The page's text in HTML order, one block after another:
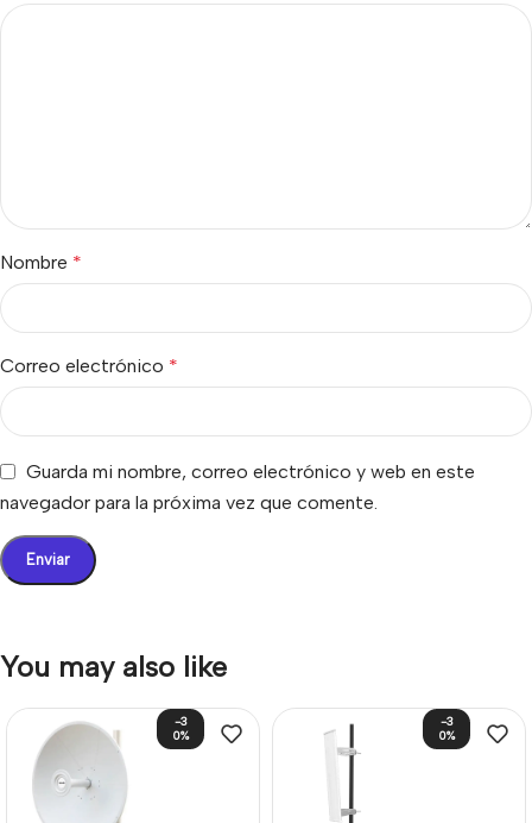
Nombre *
Correo electrónico *
Guarda mi nombre, correo electrónico y web en este
navegador para la próxima vez que comente.
You may also like
-3
0%
-3
0%